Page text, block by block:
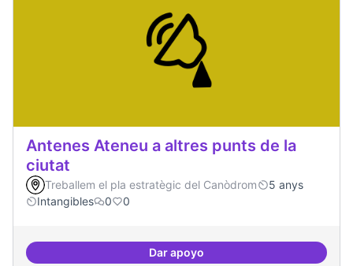
Antenes Ateneu a altres punts de la
ciutat
Treballem el pla estratègic del Canòdrom
5 anys
Intangibles
0 0
Dar apoyoAntenes Ateneu a altres punts